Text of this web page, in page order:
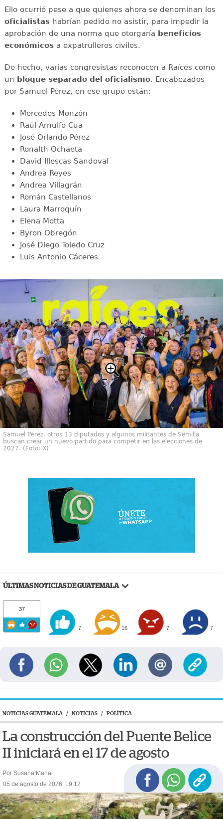
Ello ocurrió pese a que quienes ahora se denominan los
oficialistashabrían pedido no asistir, para impedir la
aprobación de una norma que otorgaría beneficios
económicosa expatrulleros civiles.
De hecho, varias congresistas reconocen a Raíces como
un bloque separado del oficialismo. Encabezados
por Samuel Pérez, en ese grupo están:
Mercedes Monzón
Raúl Arnulfo Cua
José Orlando Pérez
Ronalth Ochaeta
David Illescas Sandoval
Andrea Reyes
Andrea Villagrán
Román Castellanos
Laura Marroquín
Elena Motta
Byron Obregón
José Diego Toledo Cruz
Luis Antonio Cáceres
Samuel Pérez, otros 13 diputados y algunos militantes de Semilla
buscan crear un nuevo partido para competir en las elecciones de
2027. (Foto: X)
ÚLTIMAS NOTICIAS DE GUATEMALA
37
7 16 7 7
NOTICIAS GUATEMALA / NOTICIAS / POLÍTICA
La construcción del Puente Belice
II iniciará en el 17 de agosto
Por Susana Manai
05 de agosto de 2026, 19:12